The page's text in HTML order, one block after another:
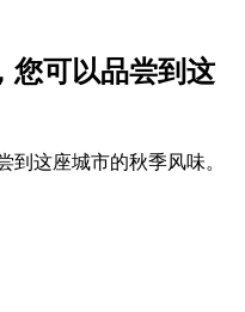
您可以品尝到这
到这座城市的秋季风味。